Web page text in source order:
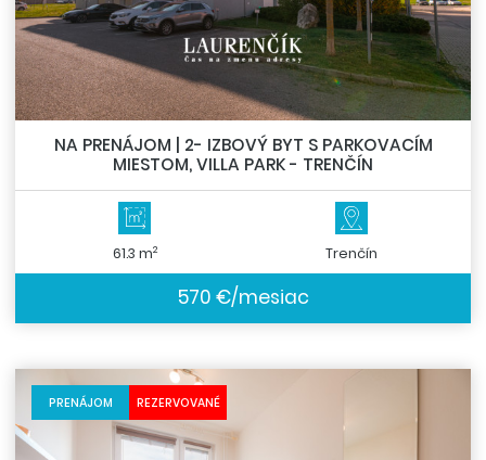
NA PRENÁJOM | 2- IZBOVÝ BYT S PARKOVACÍM
MIESTOM, VILLA PARK - TRENČÍN
61.3 m2 Trenčín
570 €/mesiac
PRENÁJOM REZERVOVANÉ